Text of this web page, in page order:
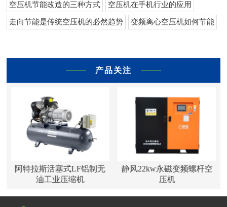
空压机节能改造的三种方式 空压机在手机行业的应用
走向节能是传统空压机的必然趋势 变频离心空压机如何节能
产品关注
阿特拉斯活塞式LF铝制无
油工业压缩机
静风22kw永磁变频螺杆空
压机